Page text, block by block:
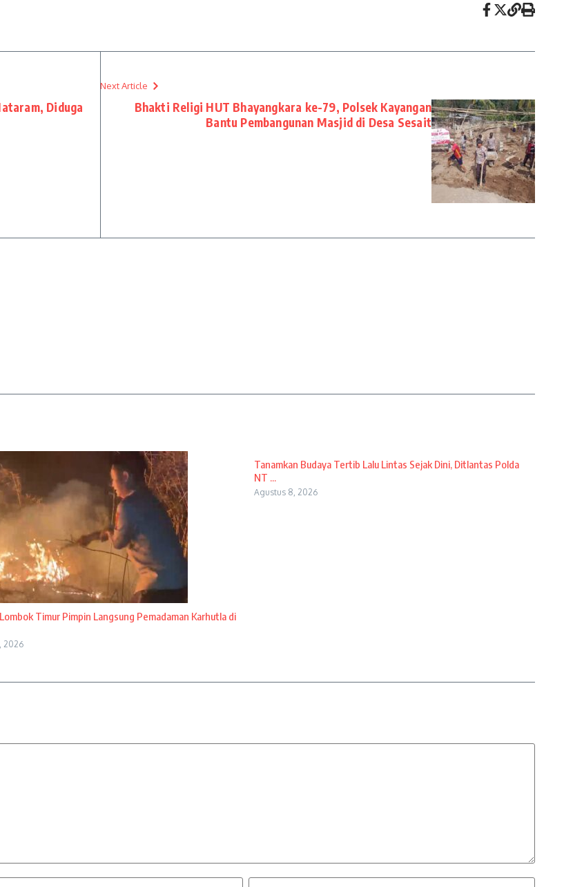
Diduga
Next Article
Bhakti Religi HUT Bhayangkara ke-79, Polsek Kayangan
Bantu Pembangunan Masjid di Desa Sesait
Timur Pimpin Langsung Pemadaman Karhutla di
2026
Tanamkan Budaya Tertib Lalu Lintas Sejak Dini, Ditlantas Polda
NT ...
Agustus 8, 2026